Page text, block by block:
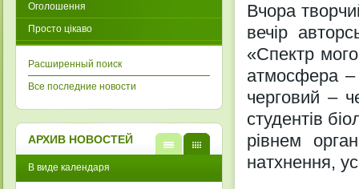
Вчора
вечір
«Спектр
атмосфера –
черговий –
студентів
рівнем
натхнення,
Оголошення
Просто цікаво
Расширенный поиск
Все последние новости
АРХИВ НОВОСТЕЙ
кален
списк
В виде календаря